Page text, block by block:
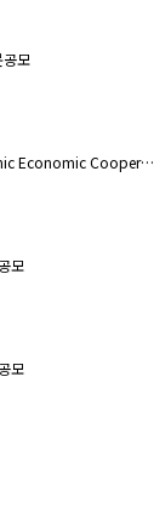
모
Economic Cooper…
모
모